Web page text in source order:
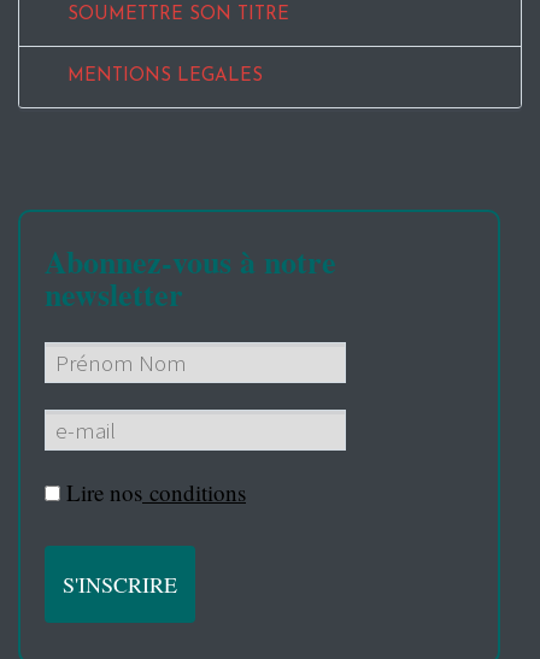
SOUMETTRE SON TITRE
MENTIONS LEGALES
Abonnez-vous à notre
newsletter
Lire nos conditions